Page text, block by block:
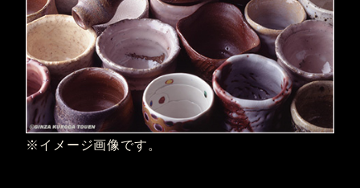
※イメージ画像です。